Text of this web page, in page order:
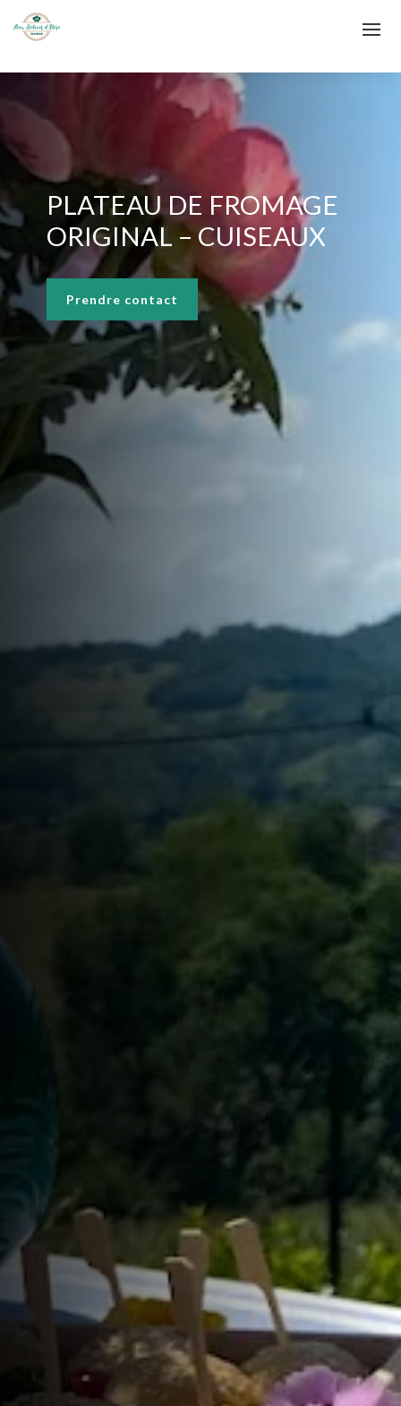
PLATEAU DE FROMAGE
ORIGINAL – CUISEAUX
Prendre contact